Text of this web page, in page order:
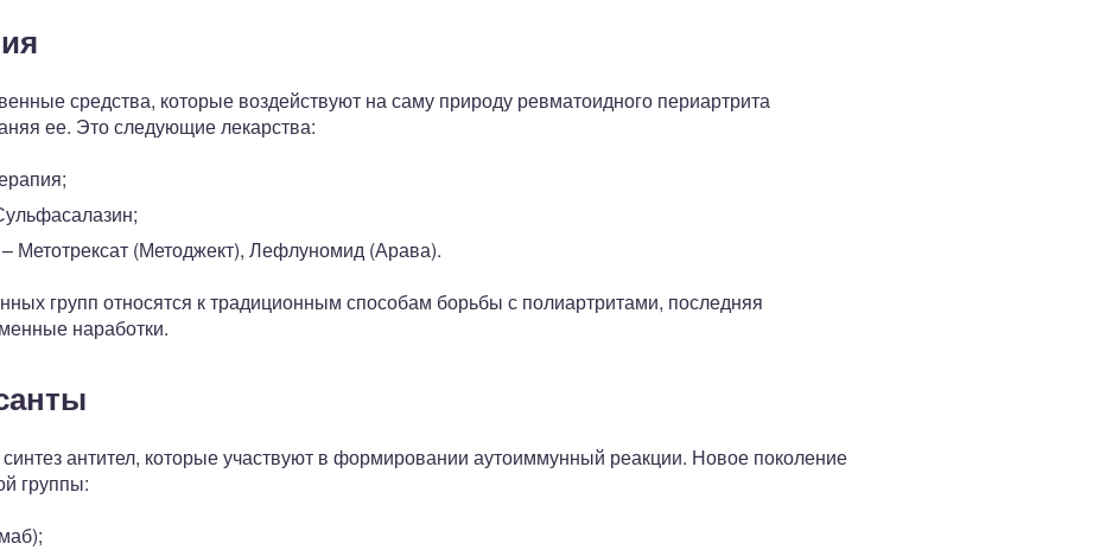
средства, которые воздействуют на саму природу ревматоидного периартрита
ее. Это следующие лекарства:
Метотрексат (Методжект), Лефлуномид (Арава).
групп относятся к традиционным способам борьбы с полиартритами, последняя
наработки.
антител, которые участвуют в формировании аутоиммунный реакции. Новое поколение
группы: